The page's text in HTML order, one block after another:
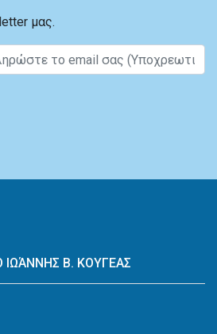
μας.
ΙΩΆΝΝΗΣ Β. ΚΟΥΓΕΑΣ